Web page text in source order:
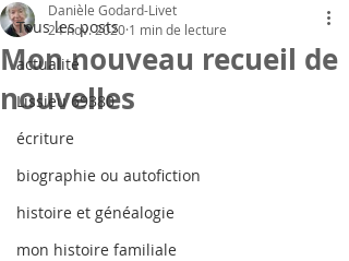
Tous les posts
actualité
Lissieu 69380
écriture
biographie ou autofiction
histoire et généalogie
mon histoire familiale
Mon nouveau recueil de
nouvelles
Danièle Godard-Livet
24 nov. 2020 1 min de lecture